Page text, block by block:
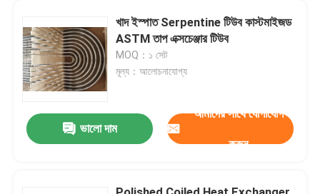
খাদ ইস্পাত Serpentine টিউব কাস্টমাইজড
ASTM তাপ এক্সচেঞ্জার টিউব
MOQ：১ সেট
মূল্য：আলোচনাযোগ্য
ভালো দাম
আমাদের সাথে যোগাযোগ
করুন